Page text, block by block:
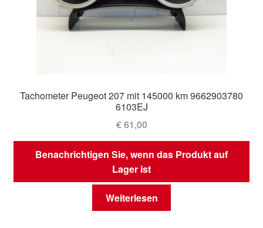
Tachometer Peugeot 207 mit 145000 km 9662903780
6103EJ
€61,00
Benachrichtigen Sie, wenn das Produkt auf
Lager ist
Weiterlesen